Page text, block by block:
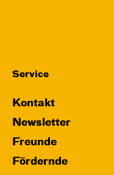
Service
Kontakt
Newsletter
Freunde
Fördernde